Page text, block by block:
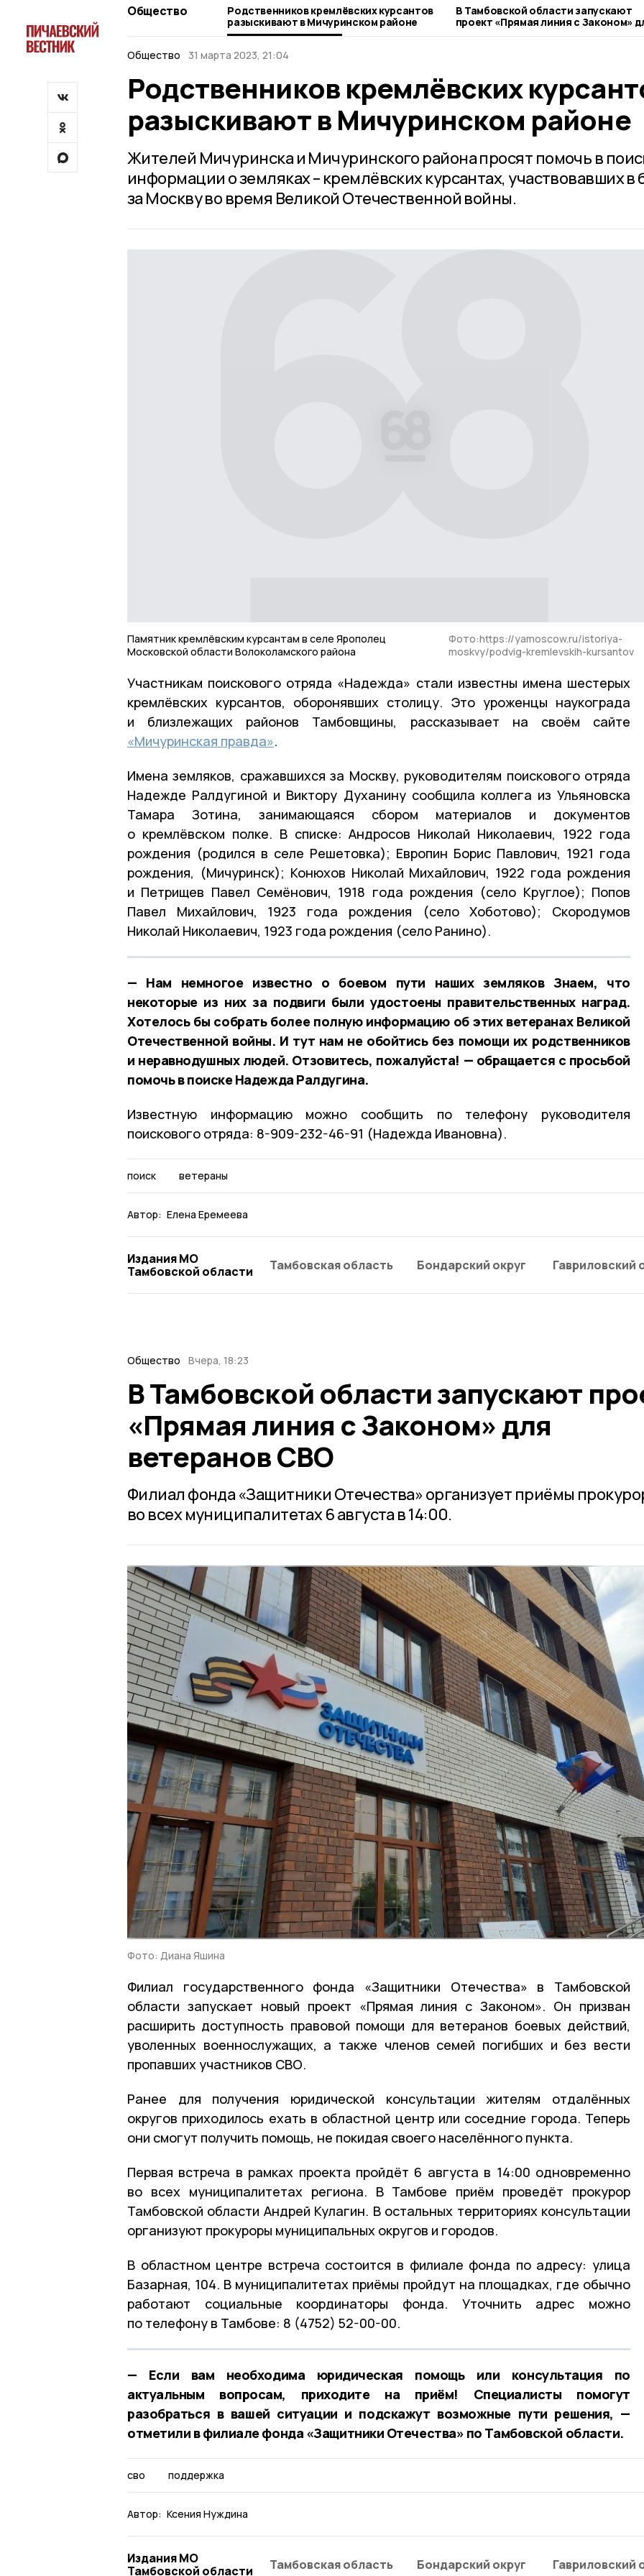
Общество
Родственников кремлёвских курсантов
разыскивают в Мичуринском районе
В Тамбовской области запускают
проект «Прямая линия с Законом»
ветеранов СВО
Общество 31 марта 2023, 21:04
Родственников кремлёвских
разыскивают в Мичуринском районе
Жителей Мичуринска и Мичуринского района просят помочь в
информации о земляках – кремлёвских курсантах, участвовавших в
за Москву во время Великой Отечественной войны.
Памятник кремлёвским курсантам в селе Ярополец
Московской области Волоколамского района
Фото:https://yamoscow.ru/istoriya-
moskvy/podvig-kremlevskih-kursantov
Участникам поискового отряда «Надежда» стали известны имена шестерых
кремлёвских курсантов, оборонявших столицу. Это уроженцы наукограда
и близлежащих районов Тамбовщины, рассказывает на своём сайте
«Мичуринская правда».
Имена земляков, сражавшихся за Москву, руководителям поискового отряда
Надежде Ралдугиной и Виктору Духанину сообщила коллега из Ульяновска
Тамара Зотина, занимающаяся сбором материалов и документов
о кремлёвском полке. В списке: Андросов Николай Николаевич, 1922 года
рождения (родился в селе Решетовка); Европин Борис Павлович, 1921 года
рождения, (Мичуринск); Конюхов Николай Михайлович, 1922 года рождения
и Петрищев Павел Семёнович, 1918 года рождения (село Круглое); Попов
Павел Михайлович, 1923 года рождения (село Хоботово); Скородумов
Николай Николаевич, 1923 года рождения (село Ранино).
— Нам немногое известно о боевом пути наших земляков Знаем, что
некоторые из них за подвиги были удостоены правительственных наград.
Хотелось бы собрать более полную информацию об этих ветеранах Великой
Отечественной войны. И тут нам не обойтись без помощи их родственников
и неравнодушных людей. Отзовитесь, пожалуйста! — обращается с просьбой
помочь в поиске Надежда Ралдугина.
Известную информацию можно сообщить по телефону руководителя
поискового отряда: 8-909-232-46-91 (Надежда Ивановна).
поиск ветераны
Автор: Елена Еремеева
Издания МО
Тамбовской области
Тамбовская область Бондарский округ Гавриловский
Общество Вчера, 18:23
В Тамбовской области запускают
«Прямая линия с Законом» для
ветеранов СВО
Филиал фонда «Защитники Отечества» организует приёмы
во всех муниципалитетах 6 августа в 14:00.
Фото: Диана Яшина
Филиал государственного фонда «Защитники Отечества» в Тамбовской
области запускает новый проект «Прямая линия с Законом». Он призван
расширить доступность правовой помощи для ветеранов боевых действий,
уволенных военнослужащих, а также членов семей погибших и без вести
пропавших участников СВО.
Ранее для получения юридической консультации жителям отдалённых
округов приходилось ехать в областной центр или соседние города. Теперь
они смогут получить помощь, не покидая своего населённого пункта.
Первая встреча в рамках проекта пройдёт 6 августа в 14:00 одновременно
во всех муниципалитетах региона. В Тамбове приём проведёт прокурор
Тамбовской области Андрей Кулагин. В остальных территориях консультации
организуют прокуроры муниципальных округов и городов.
В областном центре встреча состоится в филиале фонда по адресу: улица
Базарная, 104. В муниципалитетах приёмы пройдут на площадках, где обычно
работают социальные координаторы фонда. Уточнить адрес можно
по телефону в Тамбове: 8 (4752) 52-00-00.
— Если вам необходима юридическая помощь или консультация по
актуальным вопросам, приходите на приём! Специалисты помогут
разобраться в вашей ситуации и подскажут возможные пути решения, —
отметили в филиале фонда «Защитники Отечества» по Тамбовской области.
сво поддержка
Автор: Ксения Нуждина
Издания МО
Тамбовской области
Тамбовская область Бондарский округ Гавриловский